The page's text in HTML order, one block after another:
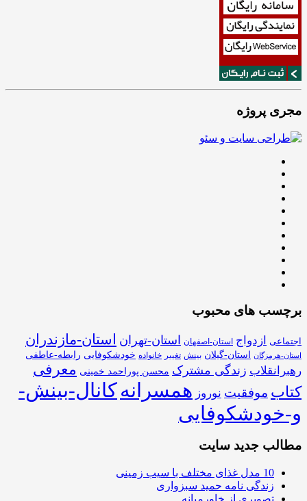
مجری پروژه
برچسب های محبوب
اجتماعی ازدواج استان-اصفهان استان-تهران استان-مازندران
استان-هرمزگان استان-گیلان بینش تغییر خانواده خودشکوفایی رابطه-عاطفی
رهبرانقلاب زندگی مشترک محسن پوراحمد خمینی معرفی
کتاب موفقیت نوروز همسرانهکانال-بینش-
و-خودشکوفایی
مطالب جدید سایت
10 مدل غذای مختلف با سیب زمینی
زندگی نامه حمید سبزواری
تصویری از خاورمیانه